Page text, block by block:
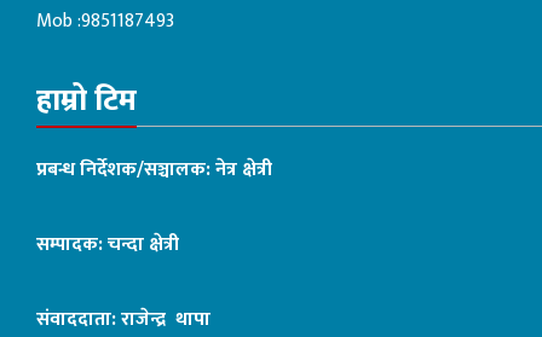
Mob :9851187493
हाम्रो टिम
प्रबन्ध निर्देशक/सञ्चालक: नेत्र क्षेत्री
सम्पादक: चन्दा क्षेत्री
संवाददाता: राजेन्द्र थापा